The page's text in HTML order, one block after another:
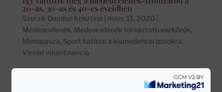
20-as, 30-as és 40-es éveidben
Szerző: Dombai Krisztina márc 11, 2020
Medencefenék, Medencefenék tornáztató eszközök,
Menopauza, Sport hatásai a kismedencei izmokra,
Vizelet inkontinencia
Csakúgy, mint te, a medencefeneked is változik az idő
múlásával. Sajnos nem marad olyan természetesen fitt